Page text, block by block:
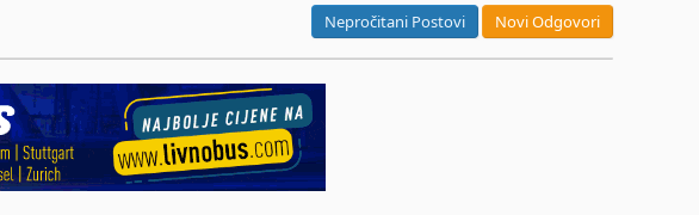
Nepročitani Postovi Novi Odgovori